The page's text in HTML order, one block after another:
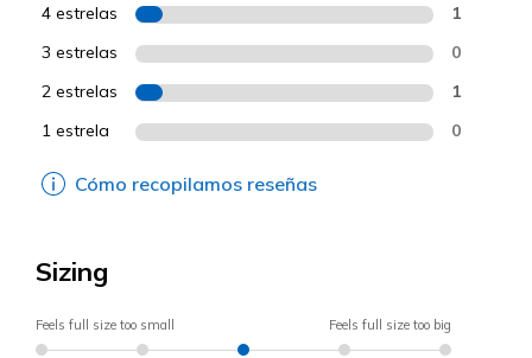
4 estrelas 1
3 estrelas 0
2 estrelas 1
1 estrela 0
Cómo recopilamos reseñas
Sizing
Feels full size too small Feels full size too big